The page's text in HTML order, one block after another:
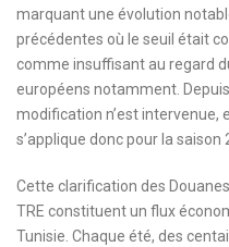
marquant une évolution
précédentes où le seuil était
comme insuffisant au regard
européens notamment.
modification n’est intervenue,
s’applique donc pour la saison
Cette clarification des
TRE constituent un flux
Tunisie. Chaque été, des